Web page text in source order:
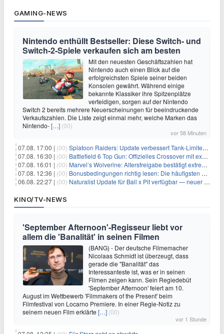
GAMING-NEWS
Nintendo enthüllt Bestseller: Diese Switch- und
Switch-2-Spiele verkaufen sich am besten
Mit den neuesten Geschäftszahlen hat
Nintendo auch einen Blick auf die
erfolgreichsten Spiele seiner beiden
Konsolen gewährt. Während einige
bekannte Klassiker ihre Spitzenplätze
verteidigen, sorgen auf der Nintendo
Switch 2 bereits mehrere Neuerscheinungen für beeindruckende
Verkaufszahlen. Die Liste zeigt einmal mehr, welche Marken das
Nintendo-[…] (00)
vor 58 Minuten
07.08. 17:00 | (00) Splatoon Raiders: Update verbessert Tank-Limiter und behebt Bugs
07.08. 16:30 | (00) Battlefield 6 Top Gun: Offizielles Crossover mit exklusiven Inhalten angekündigt
07.08. 16:01 | (00) Marvel’s Wolverine: Altersfreigabe bestätigt extreme Gewalt und düstere Szenen
07.08. 12:36 | (00) Bonusbedingungen richtig lesen: Die häufigsten Stolperfallen
06.08. 22:27 | (00) Naturalist Update für Ball x Pit verfügbar — neuer Content auf allen Plattformen
KINO/TV-NEWS
'September Afternoon'-Regisseur liebt vor
allem die 'Banalität' in seinen Filmen
(BANG) - Der deutsche Filmemacher
Nicolaas Schmidt ist überzeugt, dass
gerade die "Banalität" das
Interessanteste ist, was er in seinen
Filmen zeigen kann. Sein Regiedebüt
'September Afternoon' feiert am 10.
August im Wettbewerb 'Filmmakers of the Present' beim
Filmfestival von Locarno Premiere. In einer Regie-Notiz zu
seinem neuen Film erklärte […] (00)
vor 1 Stunde